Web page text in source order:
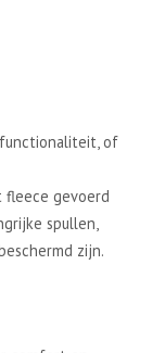
of
fleece gevoerd
spullen,
zijn.